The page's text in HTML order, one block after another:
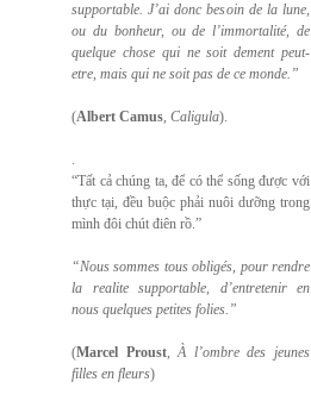
supportable. J’ai donc besoin de la lune,
ou du bonheur, ou de l’immortalité, de
quelque chose qui ne soit dement peut-
etre, mais qui ne soit pas de ce monde.”
(Albert Camus, Caligula).
.
“Tất cả chúng ta, để có thể sống được với
thực tại, đều buộc phải nuôi dưỡng trong
mình đôi chút điên rồ.”
“Nous sommes tous obligés, pour rendre
la realite supportable, d’entretenir en
nous quelques petites folies.”
(Marcel Proust,À l’ombre des jeunes
filles en fleurs)